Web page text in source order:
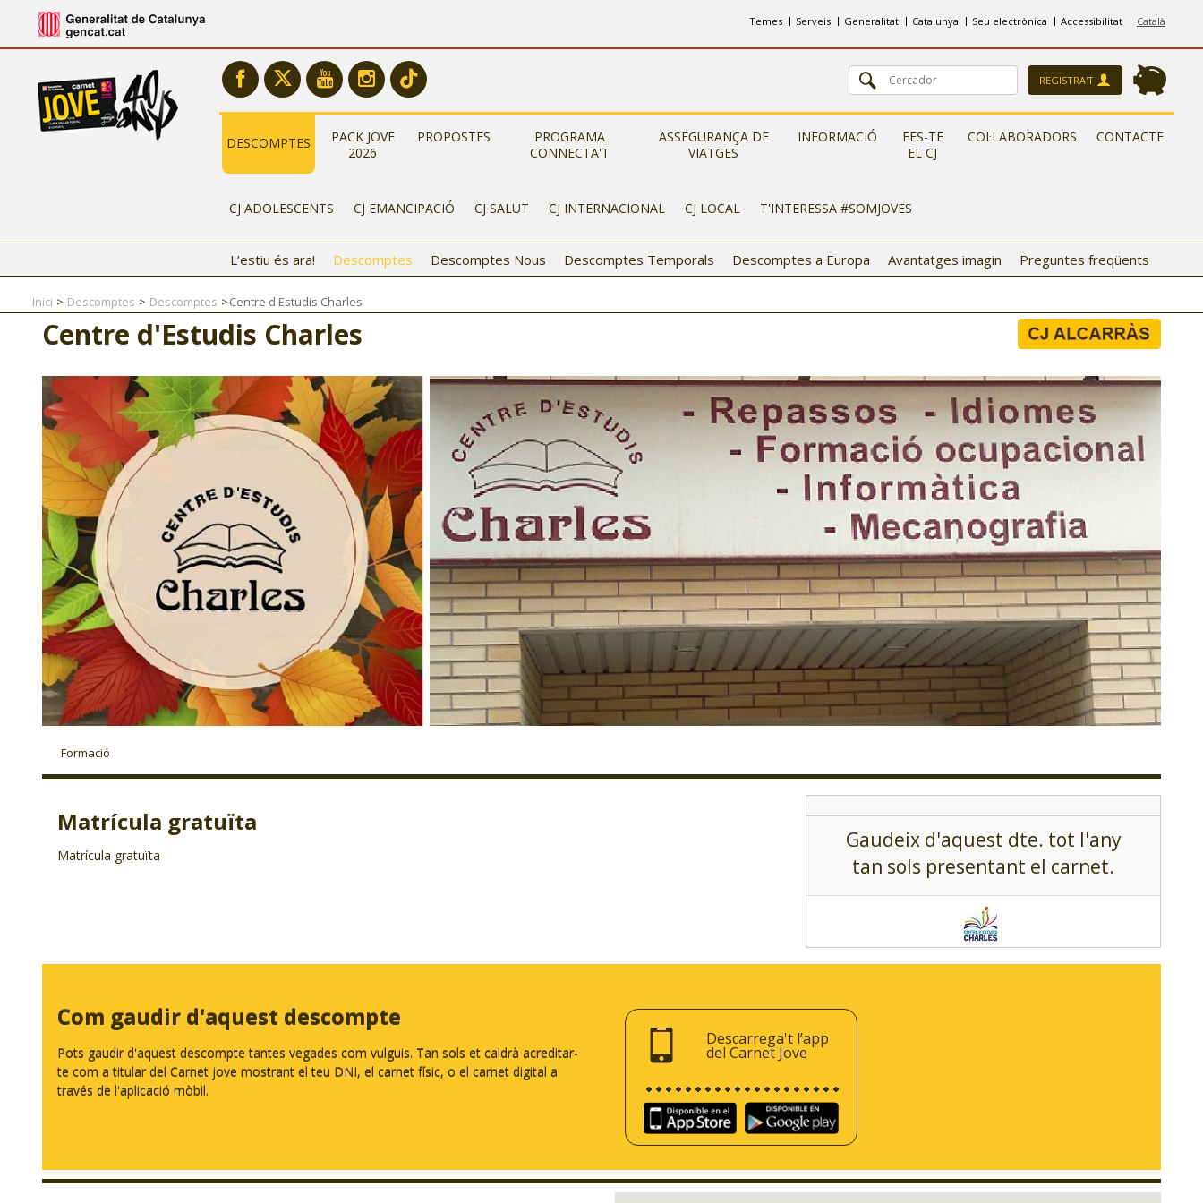
Català
Temes Serveis Generalitat Catalunya Seu electrònica Accessibilitat
REGISTRA'T
DESCOMPTES
PACK JOVE
2026
PROPOSTES
PROGRAMA
CONNECTA'T
ASSEGURANÇA DE
VIATGES
INFORMACIÓ
FES-TE
EL CJ
COL·LABORADORS CONTACTE
CJ ADOLESCENTS CJ EMANCIPACIÓ CJ SALUT CJ INTERNACIONAL CJ LOCAL T'INTERESSA #SOMJOVES
L’estiu és ara! Descomptes Descomptes Nous Descomptes Temporals Descomptes a Europa Avantatges imagin Preguntes freqüents
Inici Descomptes Descomptes Centre d'Estudis Charles
Centre d'Estudis Charles
Formació
Matrícula gratuïta
Matrícula gratuïta
Gaudeix d'aquest dte. tot l'any
tan sols presentant el carnet.
Com gaudir d'aquest descompte
Pots gaudir d'aquest descompte tantes vegades com vulguis. Tan sols et caldrà acreditar-
te com a titular del Carnet jove mostrant el teu DNI, el carnet físic, o el carnet digital a
través de l'aplicació mòbil.
Descarrega't l’app
del Carnet Jove